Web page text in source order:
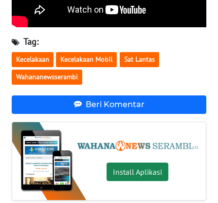
Tag:
Kecelakaan Kecelakaan Mobil Sat Lantas
Wahananewsserambi
Beri Komentar
Install Aplikasi
WN
WN
NUSANTARA
WN
WN
JATIM
BALI